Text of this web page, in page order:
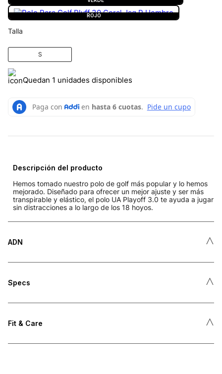
ROJO
Talla
S
Quedan 1 unidades disponibles
Descripción del producto
Hemos tomado nuestro polo de golf más popular y lo hemos
mejorado. Diseñado para ofrecer un mejor ajuste y ser más
transpirable y elástico, el polo UA Playoff 3.0 te ayuda a jugar
sin distracciones a lo largo de los 18 hoyos.
ADN ˄
Specs ˄
Fit & Care ˄